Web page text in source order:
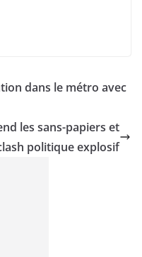
dans le métro avec
les sans-papiers et
politique explosif